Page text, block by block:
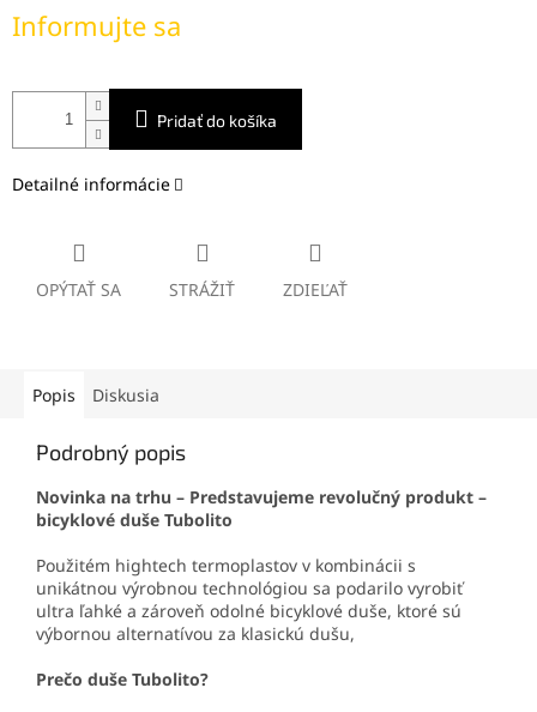
cena:
Informujte sa
Pridať do košíka
Detailné informácie
OPÝTAŤ SA STRÁŽIŤ ZDIEĽAŤ
Popis Diskusia
Podrobný popis
Novinka na trhu – Predstavujeme revolučný produkt –
bicyklové duše Tubolito
Použitém hightech termoplastov v kombinácii s
unikátnou výrobnou technológiou sa podarilo vyrobiť
ultra ľahké a zároveň odolné bicyklové duše, ktoré sú
výbornou alternatívou za klasickú dušu,
Prečo duše Tubolito?